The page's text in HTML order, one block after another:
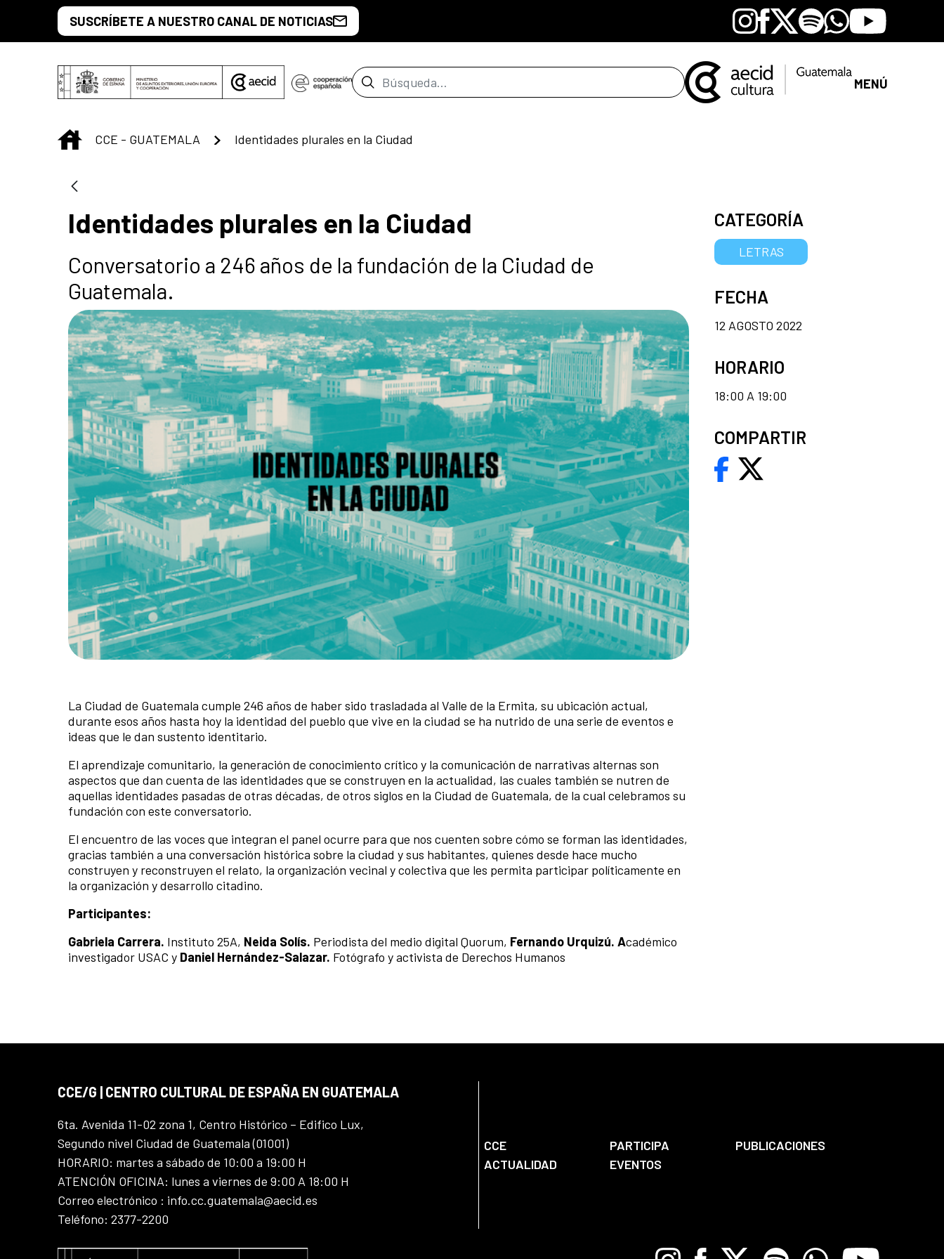
Saltar al contenido principal
SUSCRÍBETE A NUESTRO CANAL DE NOTICIAS Instagram
Facebook
X SpotifyWhatsapp
Youtube
Barra de búsqueda MENÚ
INICIO
CCE - GUATEMALA Identidades plurales en la Ciudad
Identidades plurales en la Ciudad
Conversatorio a 246 años de la fundación de la Ciudad de
Guatemala.
La Ciudad de Guatemala cumple 246 años de haber sido trasladada al Valle de la Ermita, su ubicación actual,
durante esos años hasta hoy la identidad del pueblo que vive en la ciudad se ha nutrido de una serie de eventos e
ideas que le dan sustento identitario.
El aprendizaje comunitario, la generación de conocimiento crítico y la comunicación de narrativas alternas son
aspectos que dan cuenta de las identidades que se construyen en la actualidad, las cuales también se nutren de
aquellas identidades pasadas de otras décadas, de otros siglos en la Ciudad de Guatemala, de la cual celebramos su
fundación con este conversatorio.
El encuentro de las voces que integran el panel ocurre para que nos cuenten sobre cómo se forman las identidades,
gracias también a una conversación histórica sobre la ciudad y sus habitantes, quienes desde hace mucho
construyen y reconstruyen el relato, la organización vecinal y colectiva que les permita participar políticamente en
la organización y desarrollo citadino.
Participantes:
Gabriela Carrera. Instituto 25A, Neida Solís. Periodista del medio digital Quorum, Fernando Urquizú. Académico
investigador USAC y Daniel Hernández-Salazar. Fotógrafo y activista de Derechos Humanos
CATEGORÍA
LETRAS
FECHA
12 AGOSTO 2022
HORARIO
18:00 A 19:00
COMPARTIR
CCE/G | CENTRO CULTURAL DE ESPAÑA EN GUATEMALA
6ta. Avenida 11-02 zona 1, Centro Histórico – Edifico Lux,
Segundo nivel Ciudad de Guatemala (01001)
HORARIO: martes a sábado de 10:00 a 19:00 H
ATENCIÓN OFICINA: lunes a viernes de 9:00 A 18:00 H
Correo electrónico : info.cc.guatemala@aecid.es
Teléfono: 2377-2200
CCE PARTICIPA
PUBLICACIONES
ACTUALIDAD
EVENTOS